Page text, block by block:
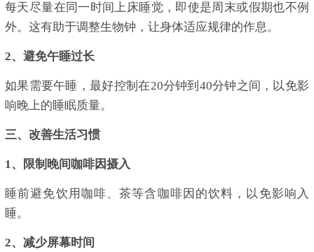
每天尽量在同一时间上床睡觉，即使是周末或假期也不例
外。这有助于调整生物钟，让身体适应规律的作息。
2、避免午睡过长
如果需要午睡，最好控制在20分钟到40分钟之间，以免影
响晚上的睡眠质量。
三、改善生活习惯
1、限制晚间咖啡因摄入
睡前避免饮用咖啡、茶等含咖啡因的饮料，以免影响入
睡。
2、减少屏幕时间